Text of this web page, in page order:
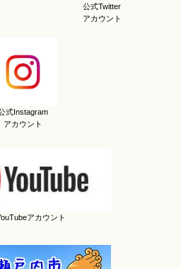
公式Twitter
アカウント
式Instagram
アカウント
アカウント